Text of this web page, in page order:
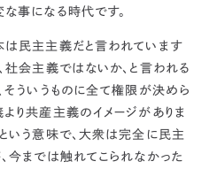
事になる時代です。
民主主義だと言われています
社会主義ではないか、と言われる
そういうものに全て権限が決めら
り共産主義のイメージがありま
いう意味で、大衆は完全に民主
今までは触れてこられなかった